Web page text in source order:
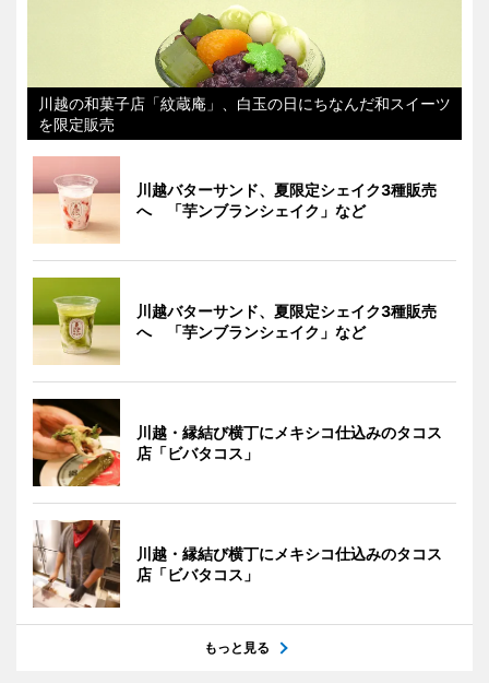
川越の和菓子店「紋蔵庵」、白玉の日にちなんだ和スイーツ
を限定販売
川越バターサンド、夏限定シェイク3種販売
へ 「芋ンブランシェイク」など
川越バターサンド、夏限定シェイク3種販売
へ 「芋ンブランシェイク」など
川越・縁結び横丁にメキシコ仕込みのタコス
店「ビバタコス」
川越・縁結び横丁にメキシコ仕込みのタコス
店「ビバタコス」
もっと見る